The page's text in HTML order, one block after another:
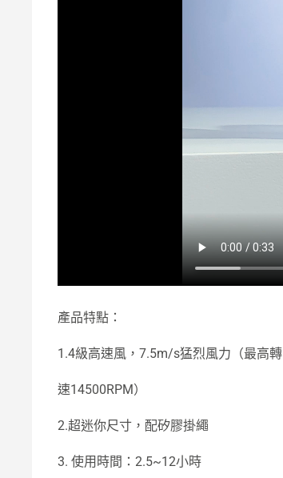
產品特點：
1.4級高速風，7.5m/s猛烈風力（最高轉
速14500RPM）
2.超迷你尺寸，配矽膠掛繩
3. 使用時間：2.5~12小時